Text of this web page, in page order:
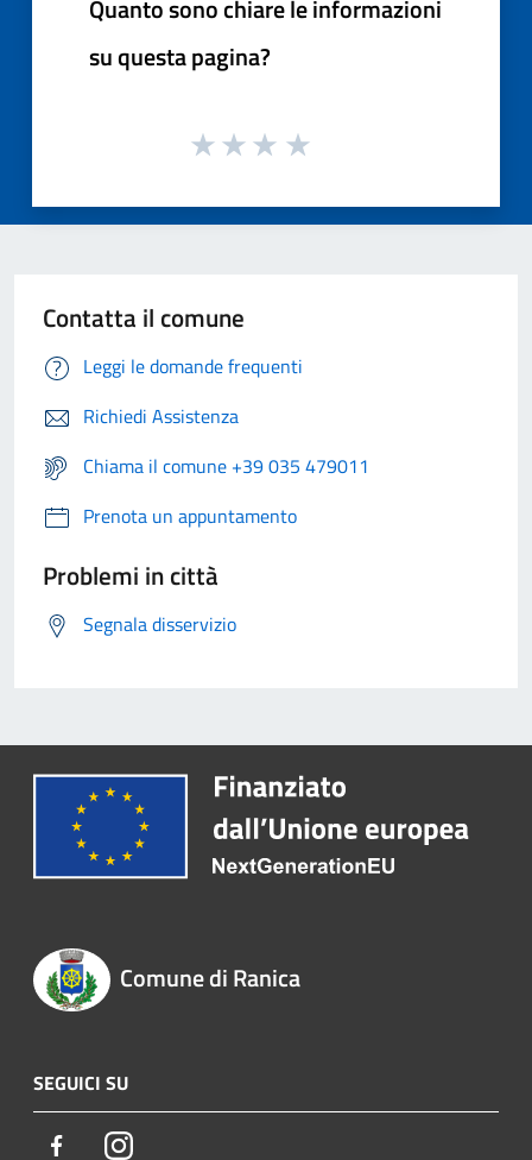
Quanto sono chiare le informazioni
su questa pagina?
Contatta il comune
Leggi le domande frequenti
Richiedi Assistenza
Chiama il comune +39 035 479011
Prenota un appuntamento
Problemi in città
Segnala disservizio
Comune di Ranica
SEGUICI SU
FacebookInstagram